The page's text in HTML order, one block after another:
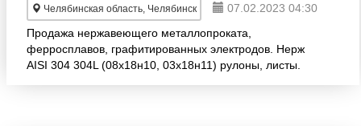
Челябинская область, Челябинск
07.02.2023 04:30
Продажа нержавеющего металлопроката,
ферросплавов, графитированных электродов. Нерж
AISI 304 304L (08х18н10, 03х18н11) рулоны, листы.